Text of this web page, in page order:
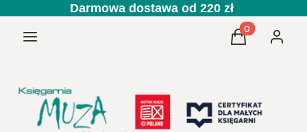
Darmowa dostawa od 220 zł
Menu Produkty w
Koszyk